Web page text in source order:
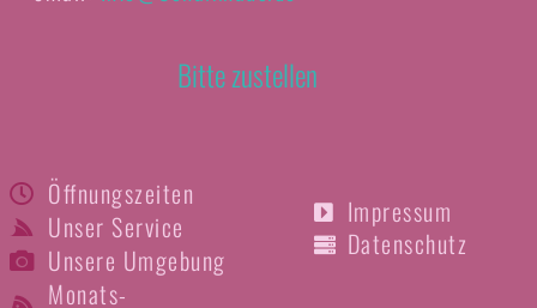
Bitte zustellen
Öffnungszeiten
Unser Service
Unsere Umgebung
Monats-
Impressum
Datenschutz